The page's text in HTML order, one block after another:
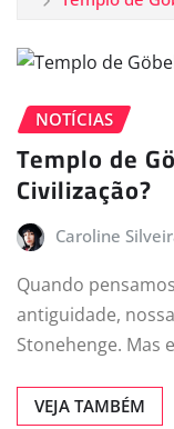
NOTÍCIAS
Templo de
Civilização?
Caroline
Quando
antiguidade,
Stonehenge. Mas
VEJA TAMBÉM